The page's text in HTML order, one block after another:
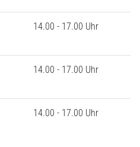
14.00 - 17.00 Uhr
14.00 - 17.00 Uhr
14.00 - 17.00 Uhr